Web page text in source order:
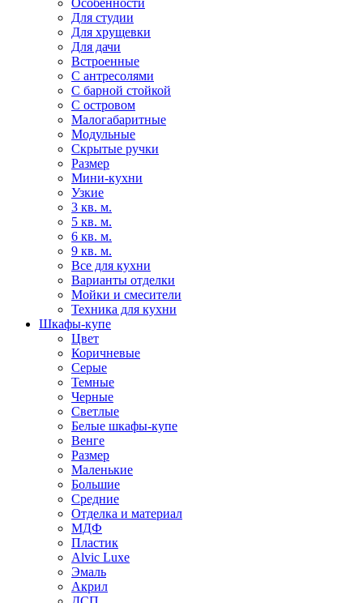
Особенности
Для студии
Для хрущевки
Для дачи
Встроенные
С антресолями
С барной стойкой
С островом
Малогабаритные
Модульные
Скрытые ручки
Размер
Мини-кухни
Узкие
3 кв. м.
5 кв. м.
6 кв. м.
9 кв. м.
Все для кухни
Варианты отделки
Мойки и смесители
Техника для кухни
Шкафы-купе
Цвет
Коричневые
Серые
Темные
Черные
Светлые
Белые шкафы-купе
Венге
Размер
Маленькие
Большие
Средние
Отделка и материал
МДФ
Пластик
Alvic Luxe
Эмаль
Акрил